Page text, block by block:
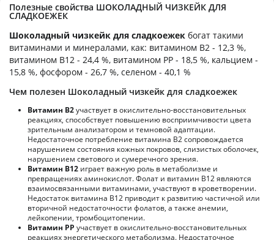
Полезные свойства ШОКОЛАДНЫЙ ЧИЗКЕЙК ДЛЯ
СЛАДКОЕЖЕК
Шоколадный чизкейк для сладкоежек богат такими
витаминами и минералами, как: витамином B2 - 12,3 %,
витамином B12 - 24,4 %, витамином PP - 18,5 %, кальцием -
15,8 %, фосфором - 26,7 %, селеном - 40,1 %
Чем полезен Шоколадный чизкейк для сладкоежек
Витамин В2участвует в окислительно-восстановительных
реакциях, способствует повышению восприимчивости цвета
зрительным анализатором и темновой адаптации.
Недостаточное потребление витамина В2 сопровождается
нарушением состояния кожных покровов, слизистых оболочек,
нарушением светового и сумеречного зрения.
Витамин В12 играет важную роль в метаболизме и
превращениях аминокислот. Фолат и витамин В12 являются
взаимосвязанными витаминами, участвуют в кроветворении.
Недостаток витамина В12 приводит к развитию частичной или
вторичной недостаточности фолатов, а также анемии,
лейкопении, тромбоцитопении.
Витамин РР участвует в окислительно-восстановительных
реакциях энергетического метаболизма. Недостаточное